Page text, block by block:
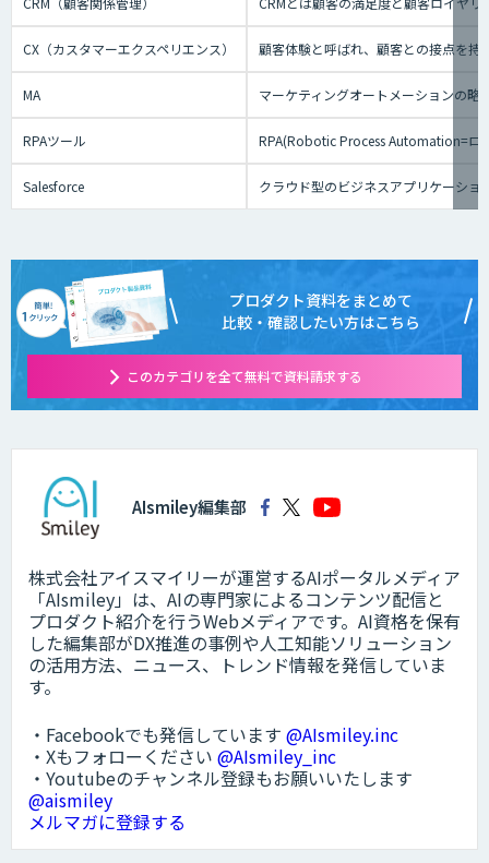
CX（カスタマーエクスペリエンス） 顧客体験と呼ばれ、顧客との接点を持
MA マーケティングオートメーションの略
RPAツール RPA(Robotic Process Automation=ロ
Salesforce クラウド型のビジネスアプリケーシ
プロダクト資料をまとめて
比較・確認したい方はこちら
このカテゴリを全て無料で資料請求する
AIsmiley編集部
株式会社アイスマイリーが運営するAIポータルメディア
「AIsmiley」は、AIの専門家によるコンテンツ配信と
プロダクト紹介を行うWebメディアです。AI資格を保有
した編集部がDX推進の事例や人工知能ソリューション
の活用方法、ニュース、トレンド情報を発信していま
す。
・Facebookでも発信しています @AIsmiley.inc
・Xもフォローください @AIsmiley_inc
・Youtubeのチャンネル登録もお願いいたします
@aismiley
メルマガに登録する